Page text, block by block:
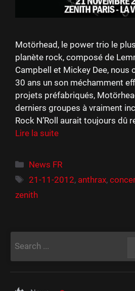
Motörhead, le power trio le
planète rock, composé de
Campbell et Mickey Dee, nous
30 ans un son méchamment
projets préfabriqués,
derniers groupes à vraiment
Rock N’Roll aurait toujours dû
Lire la suite
Catégories
News FR
Étiquettes
21-11-2012, anthrax,
zenith